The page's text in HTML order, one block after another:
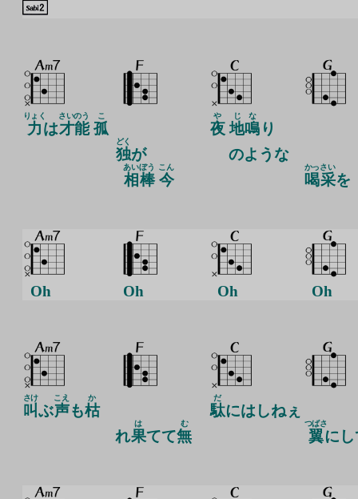
力
りょく
は才
さい
能
のう
孤
こ
独
どく
が
相
あい
棒
ぼう
今
こん
夜
や
地
じ
鳴
な
り
のような
喝
かっ
采
さい
を
Oh Oh Oh Oh
叫
さけ
ぶ声
こえ
も枯
か
れ果
は
てて無
む
駄
だ
にはしねぇ
翼
つばさ
にし